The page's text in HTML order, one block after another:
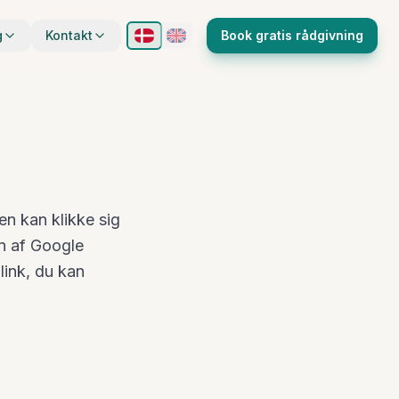
Kontakt Book gratis rådgivning
kan klikke sig
af Google
du kan